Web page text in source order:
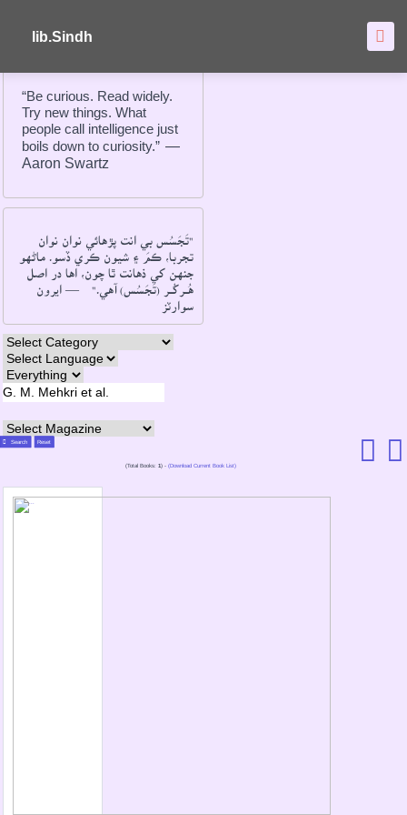
FAQ's
lib.Sindh
“Be curious. Read widely.
Try new things. What
people call intelligence just
boils down to curiosity.” ―
Aaron Swartz
"تَجَسُس بي انت پڙهائي نوان نوان
تجربا، ڪمَ ۽ شيون ڪري ڏسو۔ ماڻهو
جنهن کي ذهانت ٿا چون، اها در اصل
هُــرکُــر (تَجَسُس) آهي۔" ― ايرون
سوارٽز
Search Reset
(Total Books: 1) - (Download Current Book List)